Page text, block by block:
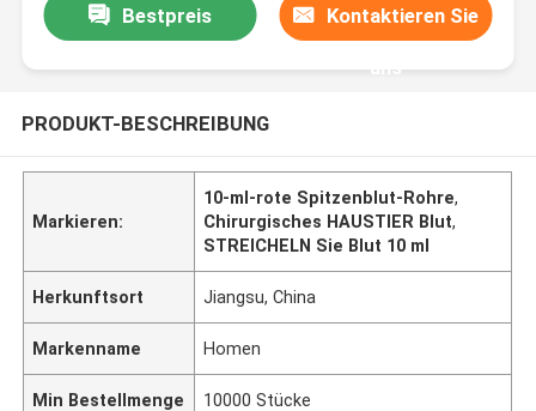
Bestpreis Kontaktieren Sie
uns
PRODUKT-BESCHREIBUNG
Markieren:
10-ml-rote Spitzenblut-Rohre,
Chirurgisches HAUSTIER Blut,
STREICHELN Sie Blut 10 ml
Herkunftsort Jiangsu, China
Markenname Homen
Min Bestellmenge 10000 Stücke